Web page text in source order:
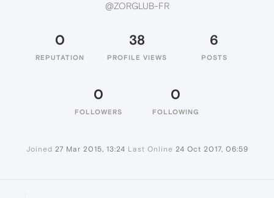
@ZORGLUB-FR
0
REPUTATION
38
PROFILE VIEWS
6
POSTS
0
FOLLOWERS
0
FOLLOWING
Joined 27 Mar 2015, 13:24 Last Online 24 Oct 2017, 06:59